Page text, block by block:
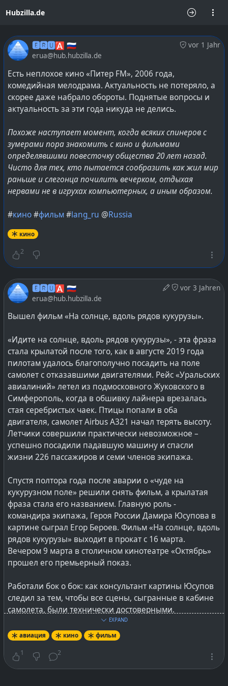
Hubzilla.de
vor 1 Jahr
🅴🆁🆄🅰 🇷🇺
erua@hub.hubzilla.de
Есть неплохое кино «Питер FM», 2006 года,
комедийная мелодрама. Актуальность не потеряло, а
скорее даже набрало обороты. Поднятые вопросы и
актуальность за эти года никуда не делись.
Похоже наступает момент, когда всяких спинеров с
зумерами пора знакомить с кино и фильмами
определявшими повесточку общества 20 лет назад.
Чисто для тех, кто пытается сообразить как жил мир
раньше и слегонца почилить вечерком, отдыхая
нервами не в игрухах компьютерных, а иным образом.
#кино#фильм#lang_ru @Russia
кино
2
vor 3 Jahren
🅴🆁🆄🅰 🇷🇺
erua@hub.hubzilla.de
Вышел фильм «На солнце, вдоль рядов кукурузы».
«Идите на солнце, вдоль рядов кукурузы», - эта фраза
стала крылатой после того, как в августе 2019 года
пилотам удалось благополучно посадить на поле
самолет с отказавшими двигателями. Рейс «Уральских
авиалиний» летел из подмосковного Жуковского в
Симферополь, когда в обшивку лайнера врезалась
стая серебристых чаек. Птицы попали в оба
двигателя, самолет Airbus А321 начал терять высоту.
Летчики совершили практически невозможное –
успешно посадили падавшую машину и спасли
жизни 226 пассажиров и семи членов экипажа.
Спустя полтора года после аварии о «чуде на
кукурузном поле» решили снять фильм, а крылатая
фраза стала его названием. Главную роль -
командира экипажа, Героя России Дамира Юсупова в
картине сыграл Егор Бероев. Фильм «На солнце, вдоль
рядов кукурузы» выходит в прокат с 16 марта.
Вечером 9 марта в столичном кинотеатре «Октябрь»
прошел его премьерный показ.
Работали бок о бок: как консультант картины Юсупов
следил за тем, чтобы все сцены, сыгранные в кабине
самолета, были технически достоверными.
«А все, что касается художественной части, я отдавал
на откуп режиссеру», - говорит Дамир, отмечая, что
художественный вымысел.
Во время съемок он подсказывал Егору Бероеву, на
EXPAND
авиация кино фильм
1 2